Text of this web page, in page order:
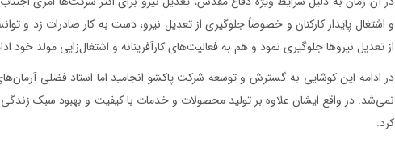
و اشتغال پايدار کارکنان و خصوصاً جلوگيری از تعديل نيرو، دست به کار صادرات زد و
از تعديل نيروها جلوگيری نمود و هم به فعاليت‌های کارآفرينانه و اشتغال‌زایی مولد خود
در ادامه این کوشايی به گسترش و توسعه شرکت پاکشو انجامید اما استاد فضلی
نمی‌شد. در واقع ایشان علاوه بر تولید محصولات و خدمات با کیفیت و بهبود سبک زندگی
کرد.